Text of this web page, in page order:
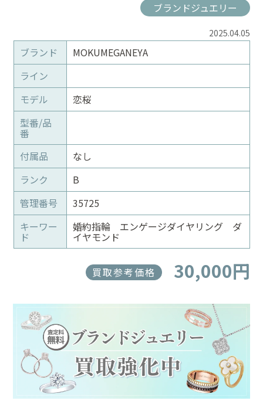
ブランドジュエリー
2025.04.05
ブランド
MOKUMEGANEYA
ライン
モデル
恋桜
型番/品
番
付属品
なし
ランク
B
管理番号
35725
キーワー
ド
婚約指輪 エンゲージダイヤリング ダ
イヤモンド
買取参考価格 30,000円